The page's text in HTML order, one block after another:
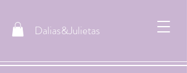
Dalias&Julietas